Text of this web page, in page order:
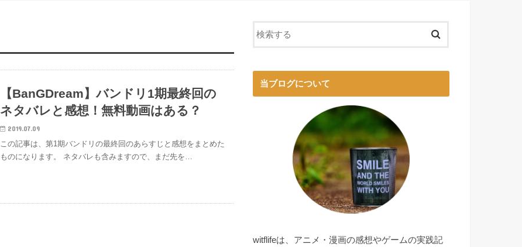
【BanGDream】バンドリ1期最終回の
ネタバレと感想！無料動画はある？
2019.07.09
この記事は、第1期バンドリの最終回のあらすじと感想をまとめた
ものになります。 ネタバレも含みますので、まだ先を…
当ブログについて
witflifeは、アニメ・漫画の感想やゲームの実践記